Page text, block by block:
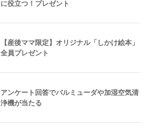
に役立つ！プレゼント
【産後ママ限定】オリジナル「しかけ絵本」
全員プレゼント
アンケート回答でバルミューダや加湿空気清
浄機が当たる